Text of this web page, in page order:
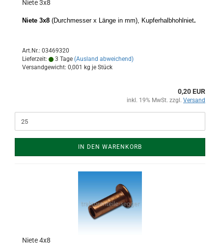
Niete 3x8
Niete 3x8 (Durchmesser x Länge in mm), Kupferhalbhohlniet.
Art.Nr.: 03469320
Lieferzeit:
3 Tage (Ausland abweichend)
Versandgewicht: 0,001 kg je Stück
0,20 EUR
inkl. 19% MwSt. zzgl. Versand
IN DEN WARENKORB
Niete 4x8